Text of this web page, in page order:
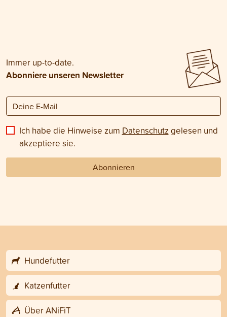
Immer up-to-date.
Abonniere unseren Newsletter
Ich habe die Hinweise zum Datenschutz gelesen und
akzeptiere sie.
Abonnieren
Hundefutter
Katzenfutter
Über ANiFiT